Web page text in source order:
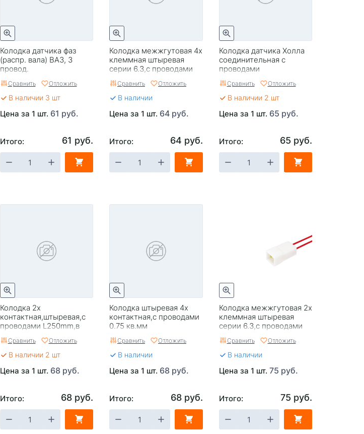
Колодка датчика фаз
(распр. вала) ВАЗ, 3
провод.
Сравнить Отложить
В наличии 3 шт
Цена за 1 шт. 61 руб.
Итого: 61 руб.
Колодка межжгутовая 4х
клеммная штыревая
серии 6.3,с проводами
Сравнить Отложить
В наличии
Цена за 1 шт. 64 руб.
Итого: 64 руб.
Колодка датчика Холла
соединительная с
проводами
Сравнить Отложить
В наличии 2 шт
Цена за 1 шт. 65 руб.
Итого: 65 руб.
Колодка 2х
контактная,штыревая,с
проводами L250mm,в
Сравнить Отложить
В наличии 2 шт
Цена за 1 шт. 68 руб.
Итого: 68 руб.
Колодка штыревая 4х
контактная,с проводами
0.75 кв.мм
Сравнить Отложить
В наличии
Цена за 1 шт. 68 руб.
Итого: 68 руб.
Колодка межжгутовая 2х
клеммная штыревая
серии 6.3,с проводами
02Сравнить Отложить
В наличии
Цена за 1 шт. 75 руб.
Итого: 75 руб.